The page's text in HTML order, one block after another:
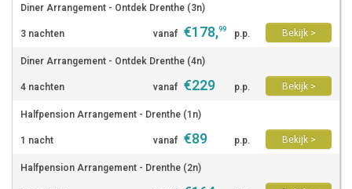
Diner Arrangement - Ontdek Drenthe (3n)
3 nachten
vanaf €178,99 p.p.
Bekijk >
Diner Arrangement - Ontdek Drenthe (4n)
4 nachten
vanaf €229 p.p.
Bekijk >
Halfpension Arrangement - Drenthe (1n)
1 nacht
vanaf €89 p.p.
Bekijk >
Halfpension Arrangement - Drenthe (2n)